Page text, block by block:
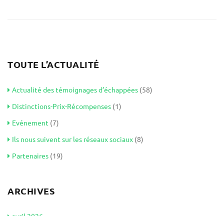
TOUTE L’ACTUALITÉ
Actualité des témoignages d’échappées (58)
Distinctions-Prix-Récompenses (1)
Evénement (7)
Ils nous suivent sur les réseaux sociaux (8)
Partenaires (19)
ARCHIVES